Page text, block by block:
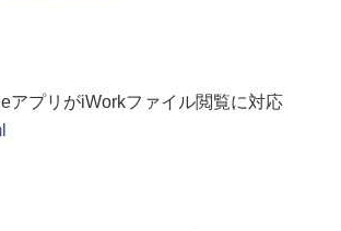
アプリがiWorkファイル閲覧に対応